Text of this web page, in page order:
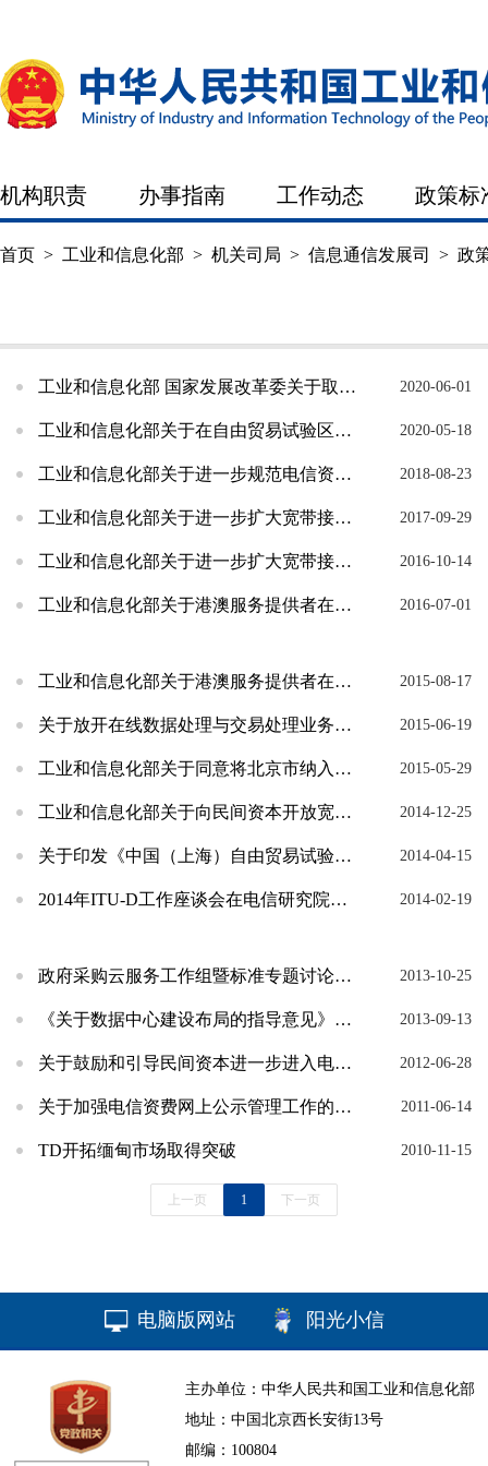
机构职责 办事指南 工作动态 政策标
首页 > 工业和信息化部 > 机关司局 > 信息通信发展司 > 政
机构职责 办事指南 工作动态
工业和信息化部 国家发展改革委关于取消电信业务资费告知制度的通告 2020-06-01
工业和信息化部关于在自由贸易试验区做好相关增值电信业务开放试点有关事项的通知 2020-05-18
工业和信息化部关于进一步规范电信资费营销行为的通知 2018-08-23
工业和信息化部关于进一步扩大宽带接入网业务开放试点范围的通告 2017-09-29
工业和信息化部关于进一步扩大宽带接入网业务开放试点范围的通告 2016-10-14
工业和信息化部关于港澳服务提供者在内地开展电信业务有关问题的通告 2016-07-01
工业和信息化部关于港澳服务提供者在广东省提供有关电信业务问题的通告 2015-08-17
关于放开在线数据处理与交易处理业务（经营类电子商务）外资股比限制的通告 2015-06-19
工业和信息化部关于同意将北京市纳入宽带接入网业务开放试点城市有关问题的批复 2015-05-29
工业和信息化部关于向民间资本开放宽带接入市场的通告 2014-12-25
关于印发《中国（上海）自由贸易试验区外商投资经营增值电信业务试点管理办法》的通知 2014-04-15
2014年ITU-D工作座谈会在电信研究院召开 2014-02-19
政府采购云服务工作组暨标准专题讨论会在京召开 2013-10-25
《关于数据中心建设布局的指导意见》及相关标准宣贯会在京举办 2013-09-13
关于鼓励和引导民间资本进一步进入电信业的实施意见发布 2012-06-28
关于加强电信资费网上公示管理工作的通知 2011-06-14
TD开拓缅甸市场取得突破 2010-11-15
上一页 1 下一页
电脑版网站 阳光小信
主办单位：中华人民共和国工业和信息化部
地址：中国北京西长安街13号
邮编：100804